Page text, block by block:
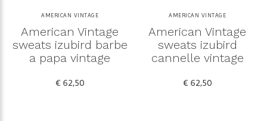
AMERICAN VINTAGE
American Vintage
sweats izubird barbe
a papa vintage
€ 62,50
AMERICAN VINTAGE
American Vintage
sweats izubird
cannelle vintage
€ 62,50